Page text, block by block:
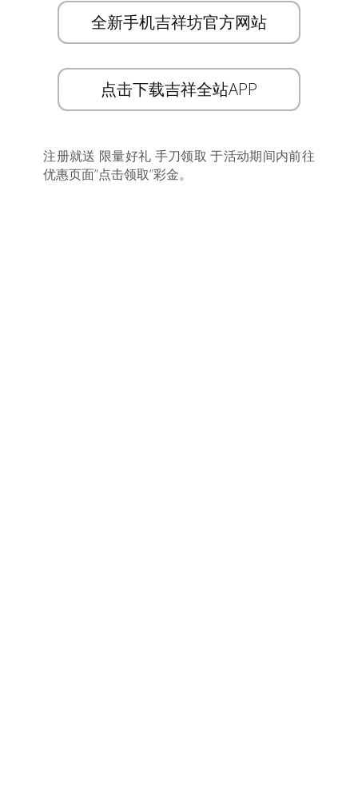
全新手机吉祥坊官方网站
点击下载吉祥全站APP
注册就送 限量好礼 手刀领取 于活动期间内前往
优惠页面”点击领取”彩金。